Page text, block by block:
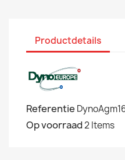
Productdetails
Referentie
Op voorraad2 Items